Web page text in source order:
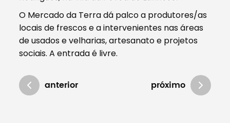
O Mercado da Terra dá palco a produtores/as
locais de frescos e a intervenientes nas áreas
de usados e velharias, artesanato e projetos
sociais. A entrada é livre.
anterior próximo